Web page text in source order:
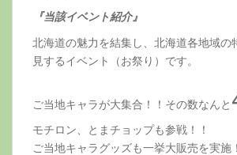
『当該イベント紹介』
北海道の魅力を結集し、北海道各地域の
見するイベント（お祭り）です。
ご当地キャラが大集合！！その数なんと
モチロン、とまチョップも参戦！！
ご当地キャラグッズも一挙大販売を実施！